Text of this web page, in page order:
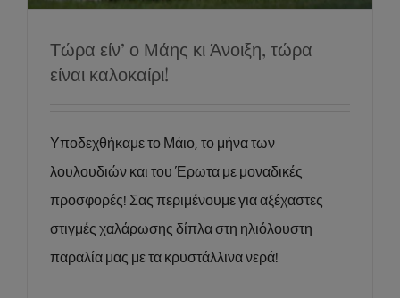
Τώρα είν’ ο Μάης κι Άνοιξη, τώρα
είναι καλοκαίρι!
Υποδεχθήκαμε το Μάιο, το μήνα των
λουλουδιών και του Έρωτα με μοναδικές
προσφορές! Σας περιμένουμε για αξέχαστες
στιγμές χαλάρωσης δίπλα στη ηλιόλουστη
παραλία μας με τα κρυστάλλινα νερά!